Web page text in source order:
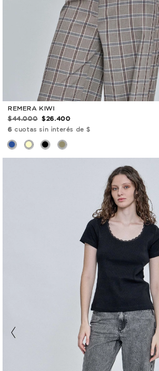
REMERA KIWI
$44.000
$26.400
6 cuotas sin interés de $